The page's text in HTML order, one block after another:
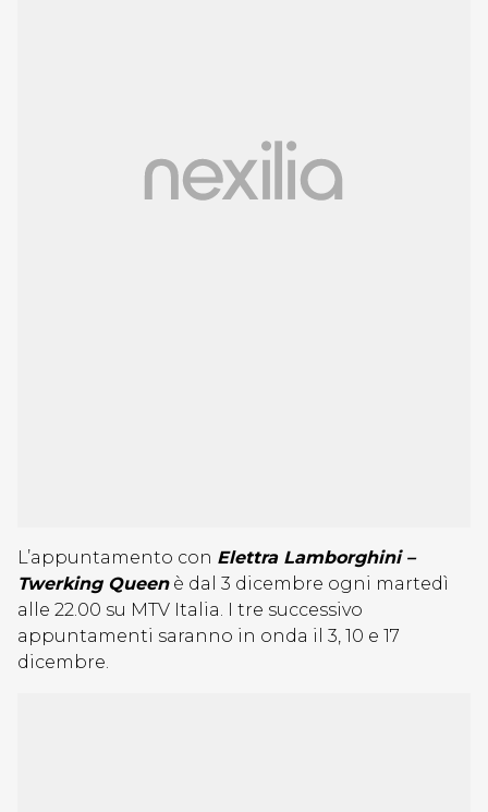
L’appuntamento con Elettra Lamborghini –
Twerking Queenè dal 3 dicembre ogni martedì
alle 22.00 su MTV Italia. I tre successivo
appuntamenti saranno in onda il 3, 10 e 17
dicembre.